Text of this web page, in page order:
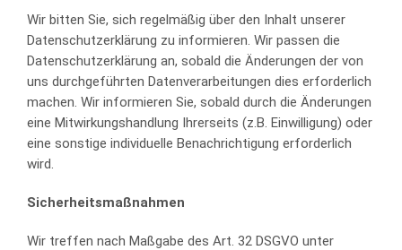
Wir bitten Sie, sich regelmäßig über den Inhalt unserer
Datenschutzerklärung zu informieren. Wir passen die
Datenschutzerklärung an, sobald die Änderungen der von
uns durchgeführten Datenverarbeitungen dies erforderlich
machen. Wir informieren Sie, sobald durch die Änderungen
eine Mitwirkungshandlung Ihrerseits (z.B. Einwilligung) oder
eine sonstige individuelle Benachrichtigung erforderlich
wird.
Sicherheitsmaßnahmen
Wir treffen nach Maßgabe des Art. 32 DSGVO unter